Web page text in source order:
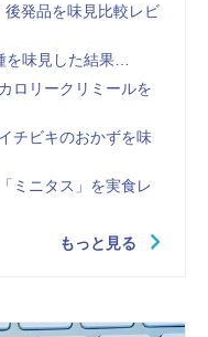
発品を味見比較レビ
味見した結果…
ロリークリミールを
チビキのおかずを味
ミニタス」を実食レ
もっと見る